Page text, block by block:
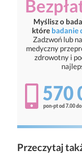
Myślisz o
które badanie
Zadzwoń lub
medyczny
zdrowotny i
Przeczytaj